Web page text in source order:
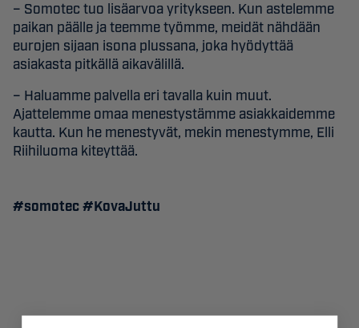
– Somotec tuo lisäarvoa yritykseen. Kun astelemme
paikan päälle ja teemme työmme, meidät nähdään
eurojen sijaan isona plussana, joka hyödyttää
asiakasta pitkällä aikavälillä.
– Haluamme palvella eri tavalla kuin muut.
Ajattelemme omaa menestystämme asiakkaidemme
kautta. Kun he menestyvät, mekin menestymme, Elli
Riihiluoma kiteyttää.
#somotec #KovaJuttu